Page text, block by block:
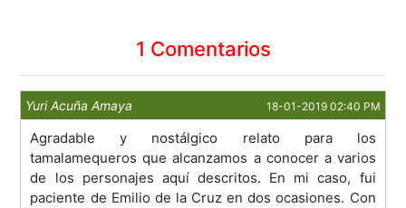
1 Comentarios
Yuri Acuña Amaya 18-01-2019 02:40 PM
Agradable y nostálgico relato para los
tamalamequeros que alcanzamos a conocer a varios
de los personajes aquí descritos. En mi caso, fui
paciente de Emilio de la Cruz en dos ocasiones. Con